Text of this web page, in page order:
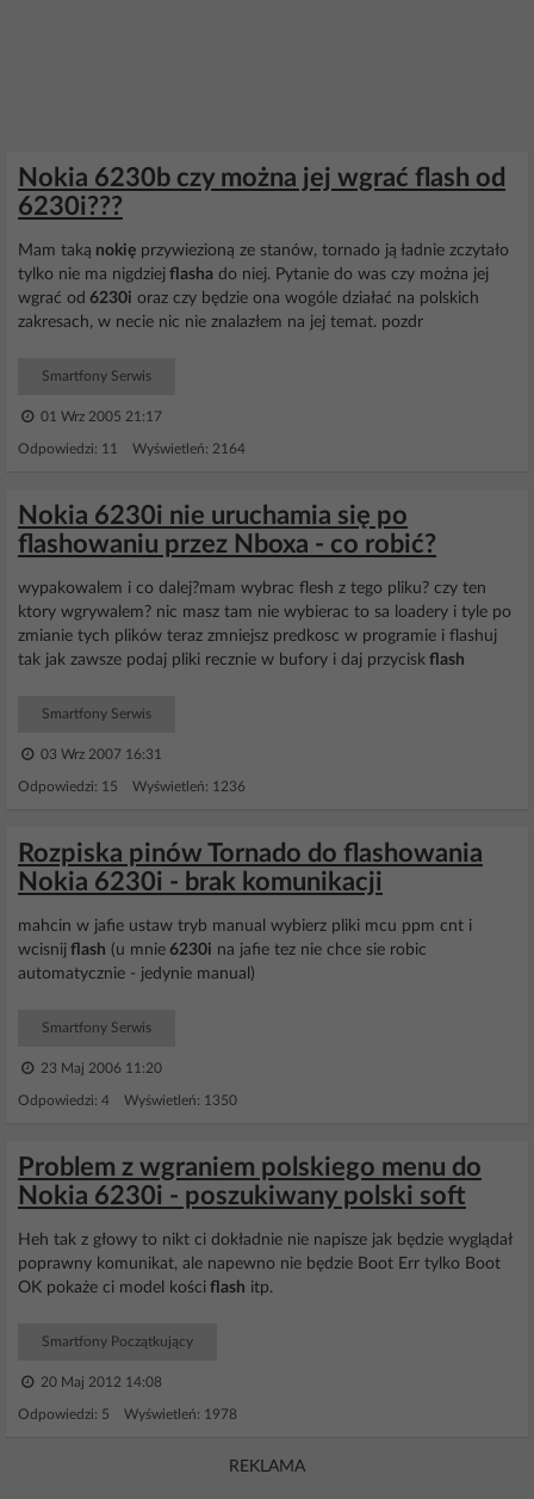
Nokia 6230b czy można jej wgrać flash od
6230i???
Mam taką nokię przywiezioną ze stanów, tornado ją ładnie zczytało
tylko nie ma nigdziej flasha do niej. Pytanie do was czy można jej
wgrać od 6230i oraz czy będzie ona wogóle działać na polskich
zakresach, w necie nic nie znalazłem na jej temat. pozdr
Smartfony Serwis
01 Wrz 2005 21:17
Odpowiedzi: 11 Wyświetleń: 2164
Nokia 6230i nie uruchamia się po
flashowaniu przez Nboxa - co robić?
wypakowalem i co dalej?mam wybrac flesh z tego pliku? czy ten
ktory wgrywalem? nic masz tam nie wybierac to sa loadery i tyle po
zmianie tych plików teraz zmniejsz predkosc w programie i flashuj
tak jak zawsze podaj pliki recznie w bufory i daj przycisk flash
Smartfony Serwis
03 Wrz 2007 16:31
Odpowiedzi: 15 Wyświetleń: 1236
Rozpiska pinów Tornado do flashowania
Nokia 6230i - brak komunikacji
mahcin w jafie ustaw tryb manual wybierz pliki mcu ppm cnt i
wcisnij flash (u mnie 6230i na jafie tez nie chce sie robic
automatycznie - jedynie manual)
Smartfony Serwis
23 Maj 2006 11:20
Odpowiedzi: 4 Wyświetleń: 1350
Problem z wgraniem polskiego menu do
Nokia 6230i - poszukiwany polski soft
Heh tak z głowy to nikt ci dokładnie nie napisze jak będzie wyglądał
poprawny komunikat, ale napewno nie będzie Boot Err tylko Boot
OK pokaże ci model kości flash itp.
Smartfony Początkujący
20 Maj 2012 14:08
Odpowiedzi: 5 Wyświetleń: 1978
REKLAMA